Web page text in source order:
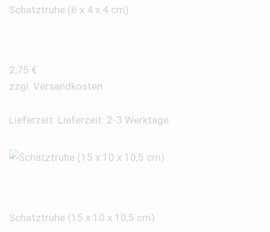
Schatztruhe (6 x 4 x 4 cm)
2,75 €
zzgl. Versandkosten
Lieferzeit: Lieferzeit: 2-3 Werktage
Schatztruhe (15 x 10 x 10,5 cm)